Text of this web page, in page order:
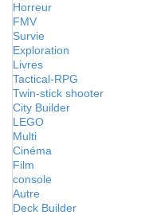
Horreur
FMV
Survie
Exploration
Livres
Tactical-RPG
Twin-stick shooter
City Builder
LEGO
Multi
Cinéma
Film
console
Autre
Deck Builder